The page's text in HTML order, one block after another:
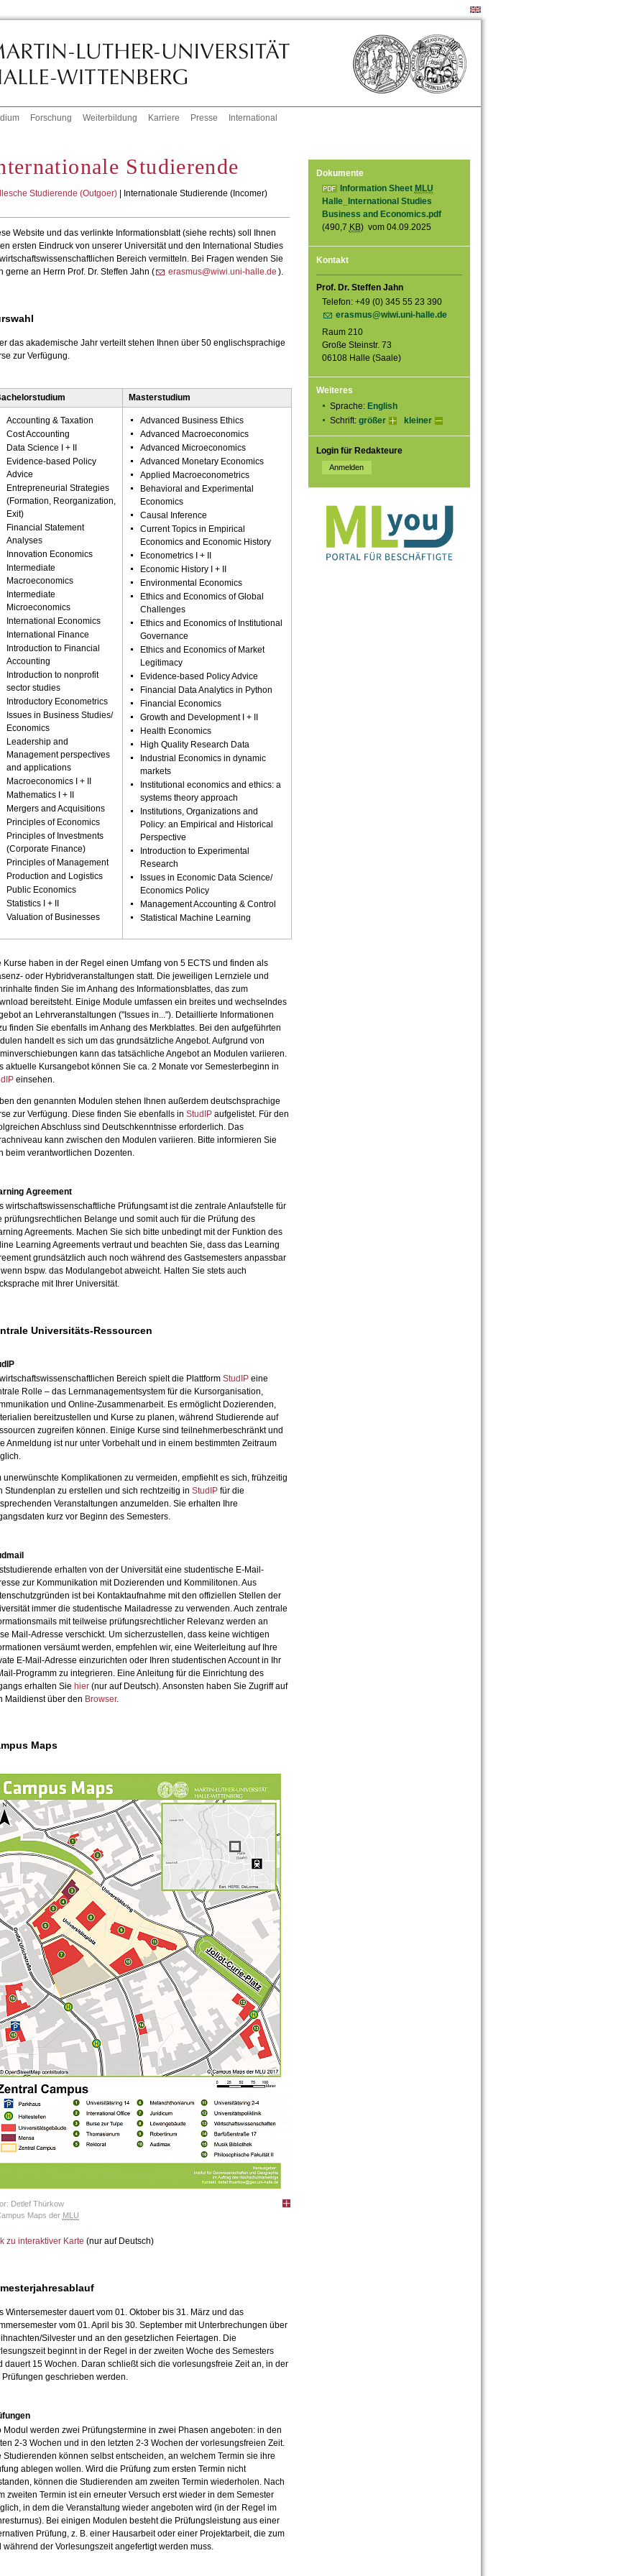
Forschung Weiterbildung Karriere Presse International
Dokumente
Information Sheet MLU
Halle_International Studies
Business and Economics.pdf
(490,7 KB) vom 04.09.2025
Kontakt
Prof. Dr. Steffen Jahn
Telefon: +49 (0) 345 55 23 390
erasmus@wiwi.uni-halle.de
Raum 210
Große Steinstr. 73
06108 Halle (Saale)
Weiteres
Sprache: English
Schrift: größer kleiner
Login für Redakteure
Studierende
Studierende (Outgoer)| Internationale Studierende (Incomer)
Website und das verlinkte Informationsblatt (siehe rechts) soll Ihnen
ersten Eindruck von unserer Universität und den International Studies
Bereich vermitteln. Bei Fragen wenden Sie
gerne an Herrn Prof. Dr. Steffen Jahn (
erasmus@wiwi.uni-halle.de ).
das akademische Jahr verteilt stehen Ihnen über 50 englischsprachige
zur Verfügung.
Masterstudium
Accounting & Taxation
Cost Accounting
Data Science I + II
Evidence-based Policy
Advice
Entrepreneurial Strategies
(Formation, Reorganization,
Exit)
Financial Statement
Analyses
Innovation Economics
Intermediate
Macroeconomics
Intermediate
Microeconomics
International Economics
International Finance
Introduction to Financial
Accounting
Introduction to nonprofit
sector studies
Introductory Econometrics
Issues in Business Studies/
Economics
Leadership and
Management perspectives
and applications
Macroeconomics I + II
Mathematics I + II
Mergers and Acquisitions
Principles of Economics
Principles of Investments
(Corporate Finance)
Principles of Management
Production and Logistics
Public Economics
Statistics I + II
Valuation of Businesses
Advanced Business Ethics
Advanced Macroeconomics
Advanced Microeconomics
Advanced Monetary Economics
Applied Macroeconometrics
Behavioral and Experimental
Economics
Causal Inference
Current Topics in Empirical
Economics and Economic History
Econometrics I + II
Economic History I + II
Environmental Economics
Ethics and Economics of Global
Challenges
Ethics and Economics of Institutional
Governance
Ethics and Economics of Market
Legitimacy
Evidence-based Policy Advice
Financial Data Analytics in Python
Financial Economics
Growth and Development I + II
Health Economics
High Quality Research Data
Industrial Economics in dynamic
markets
Institutional economics and ethics: a
systems theory approach
Institutions, Organizations and
Policy: an Empirical and Historical
Perspective
Introduction to Experimental
Research
Issues in Economic Data Science/
Economics Policy
Management Accounting & Control
Statistical Machine Learning
Kurse haben in der Regel einen Umfang von 5 ECTS und finden als
oder Hybridveranstaltungen statt. Die jeweiligen Lernziele und
finden Sie im Anhang des Informationsblattes, das zum
bereitsteht. Einige Module umfassen ein breites und wechselndes
an Lehrveranstaltungen ("Issues in..."). Detaillierte Informationen
finden Sie ebenfalls im Anhang des Merkblattes. Bei den aufgeführten
handelt es sich um das grundsätzliche Angebot. Aufgrund von
kann das tatsächliche Angebot an Modulen variieren.
aktuelle Kursangebot können Sie ca. 2 Monate vor Semesterbeginn in
einsehen.
den genannten Modulen stehen Ihnen außerdem deutschsprachige
zur Verfügung. Diese finden Sie ebenfalls in StudIPaufgelistet. Für den
Abschluss sind Deutschkenntnisse erforderlich. Das
kann zwischen den Modulen variieren. Bitte informieren Sie
beim verantwortlichen Dozenten.
Agreement
wirtschaftswissenschaftliche Prüfungsamt ist die zentrale Anlaufstelle für
prüfungsrechtlichen Belange und somit auch für die Prüfung des
Agreements. Machen Sie sich bitte unbedingt mit der Funktion des
Learning Agreements vertraut und beachten Sie, dass das Learning
grundsätzlich auch noch während des Gastsemesters anpassbar
bspw. das Modulangebot abweicht. Halten Sie stets auch
mit Ihrer Universität.
Universitäts-Ressourcen
Bereich spielt die Plattform StudIPeine
Rolle – das Lernmanagementsystem für die Kursorganisation,
und Online-Zusammenarbeit. Es ermöglicht Dozierenden,
bereitzustellen und Kurse zu planen, während Studierende auf
zugreifen können. Einige Kurse sind teilnehmerbeschränkt und
Anmeldung ist nur unter Vorbehalt und in einem bestimmten Zeitraum
unerwünschte Komplikationen zu vermeiden, empfiehlt es sich, frühzeitig
Stundenplan zu erstellen und sich rechtzeitig in StudIPfür die
Veranstaltungen anzumelden. Sie erhalten Ihre
kurz vor Beginn des Semesters.
erhalten von der Universität eine studentische E-Mail-
zur Kommunikation mit Dozierenden und Kommilitonen. Aus
ist bei Kontaktaufnahme mit den offiziellen Stellen der
immer die studentische Mailadresse zu verwenden. Auch zentrale
mit teilweise prüfungsrechtlicher Relevanz werden an
Mail-Adresse verschickt. Um sicherzustellen, dass keine wichtigen
versäumt werden, empfehlen wir, eine Weiterleitung auf Ihre
E-Mail-Adresse einzurichten oder Ihren studentischen Account in Ihr
Programm zu integrieren. Eine Anleitung für die Einrichtung des
erhalten Sie hier(nur auf Deutsch). Ansonsten haben Sie Zugriff auf
Maildienst über den Browser.
Maps
Detlef Thürkow
Maps der MLU
zu interaktiver Karte (nur auf Deutsch)
Wintersemester dauert vom 01. Oktober bis 31. März und das
vom 01. April bis 30. September mit Unterbrechungen über
Silvester und an den gesetzlichen Feiertagen. Die
beginnt in der Regel in der zweiten Woche des Semesters
dauert 15 Wochen. Daran schließt sich die vorlesungsfreie Zeit an, in der
Prüfungen geschrieben werden.
Modul werden zwei Prüfungstermine in zwei Phasen angeboten: in den
2-3 Wochen und in den letzten 2-3 Wochen der vorlesungsfreien Zeit.
Studierenden können selbst entscheiden, an welchem Termin sie ihre
ablegen wollen. Wird die Prüfung zum ersten Termin nicht
können die Studierenden am zweiten Termin wiederholen. Nach
zweiten Termin ist ein erneuter Versuch erst wieder in dem Semester
in dem die Veranstaltung wieder angeboten wird (in der Regel im
Bei einigen Modulen besteht die Prüfungsleistung aus einer
Prüfung, z. B. einer Hausarbeit oder einer Projektarbeit, die zum
während der Vorlesungszeit angefertigt werden muss.